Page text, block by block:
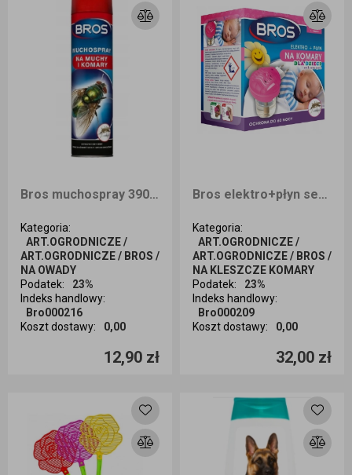
Bros muchospray 390/250 ml
Kategoria:
ART.OGRODNICZE /
ART.OGRODNICZE / BROS /
NA OWADY
Podatek:
23%
Indeks handlowy:
Bro000216
Koszt dostawy: 0,00
12,90 zł
Ilość sztuk
Bros elektro+płyn sensiti 60 nocy dzieci
Kategoria:
ART.OGRODNICZE /
ART.OGRODNICZE / BROS /
NA KLESZCZE KOMARY
Podatek:
23%
Indeks handlowy:
Bro000209
Koszt dostawy: 0,00
32,00 zł
Ilość sztuk